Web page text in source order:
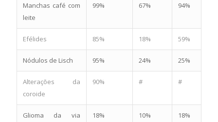
Manchas café com
leite
99% 67% 94%
Efélides 85% 18% 59%
Nódulos de Lisch 95% 24% 25%
Alterações da
coroide
90% # #
Glioma da via
18% 10% 18%